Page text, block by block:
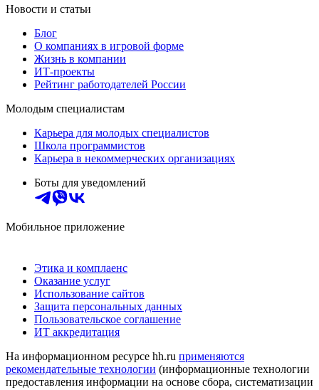
Новости и статьи
Блог
О компаниях в игровой форме
Жизнь в компании
ИТ-проекты
Рейтинг работодателей России
Молодым специалистам
Карьера для молодых специалистов
Школа программистов
Карьера в некоммерческих организациях
Боты для уведомлений
Мобильное приложение
Этика и комплаенс
Оказание услуг
Использование сайтов
Защита персональных данных
Пользовательское соглашение
ИТ аккредитация
На информационном ресурсе hh.ru применяются
рекомендательные технологии (информационные технологии
предоставления информации на основе сбора, систематизации